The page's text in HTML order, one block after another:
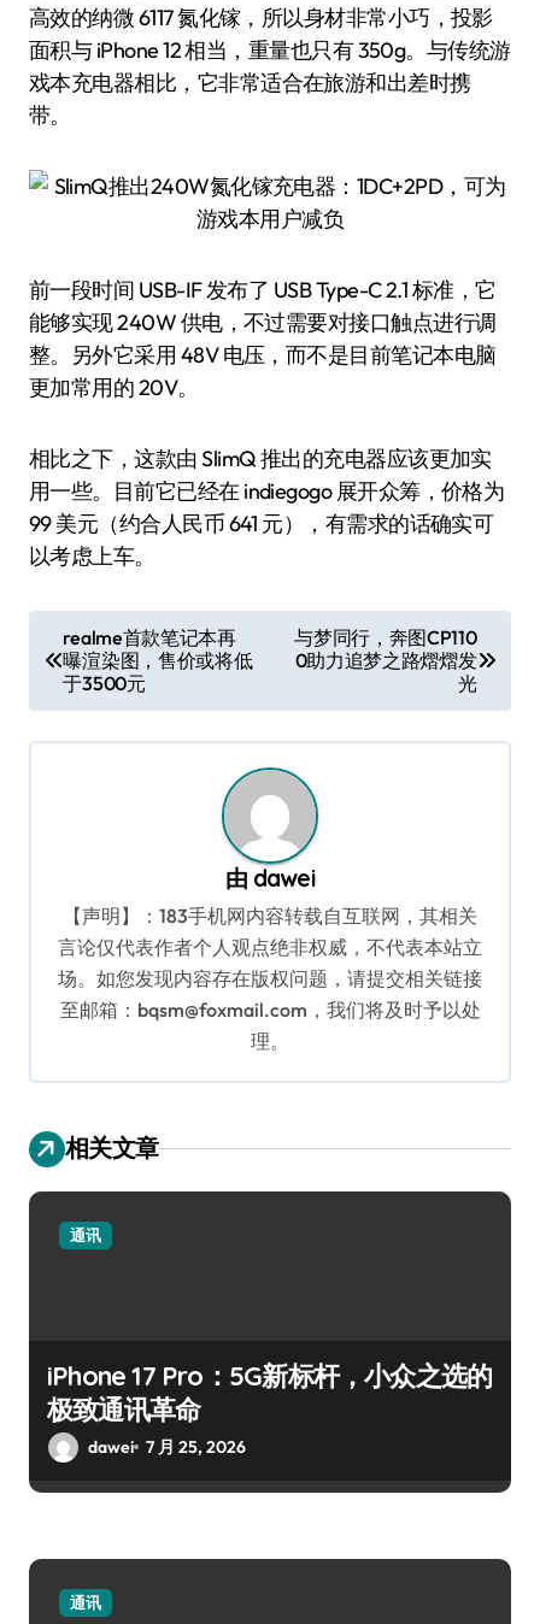
高效的纳微 6117 氮化镓，所以身材非常小巧，投影
面积与 iPhone 12 相当，重量也只有 350g。与传统游
戏本充电器相比，它非常适合在旅游和出差时携
带。
前一段时间 USB-IF 发布了 USB Type-C 2.1 标准，它
能够实现 240W 供电，不过需要对接口触点进行调
整。另外它采用 48V 电压，而不是目前笔记本电脑
更加常用的 20V。
相比之下，这款由 SlimQ 推出的充电器应该更加实
用一些。目前它已经在 indiegogo 展开众筹，价格为
99 美元（约合人民币 641 元），有需求的话确实可
以考虑上车。
章
导
航
realme首款笔记本再
曝渲染图，售价或将低
于3500元
与梦同行，奔图CP110
0助力追梦之路熠熠发
光
由 dawei
【声明】：183手机网内容转载自互联网，其相关
言论仅代表作者个人观点绝非权威，不代表本站立
场。如您发现内容存在版权问题，请提交相关链接
至邮箱：bqsm@foxmail.com，我们将及时予以处
理。
相关文章
通讯
iPhone 17 Pro：5G新标杆，小众之选的
极致通讯革命
dawei 7 月 25, 2026
通讯